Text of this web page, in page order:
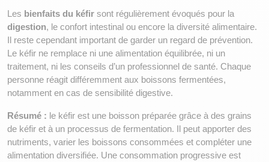
Les bienfaits du kéfir
digestion, le confort intestinal ou encore la diversité alimentaire.
Il reste cependant important de garder un regard de prévention.
Le kéfir ne remplace ni une alimentation équilibrée, ni un
traitement, ni les conseils d’un professionnel de santé. Chaque
personne réagit différemment aux boissons fermentées,
notamment en cas de sensibilité digestive.
Résumé : le kéfir est une boisson préparée grâce à des grains
de kéfir et à un processus de fermentation. Il peut apporter des
nutriments, varier les boissons consommées et compléter une
alimentation diversifiée. Une consommation progressive est